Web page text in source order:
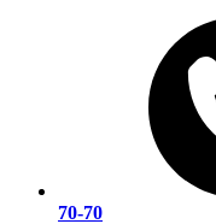
70-70